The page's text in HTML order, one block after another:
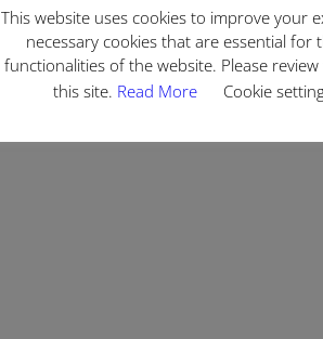
This website uses cookies to improve your
necessary cookies that are essential for
functionalities of the website. Please
this site. Read More Cookie